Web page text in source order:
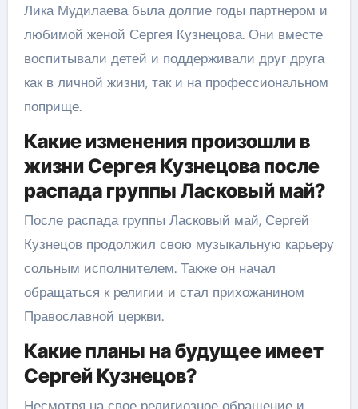
Лика Мудилаева была долгие годы партнером и
любимой женой Сергея Кузнецова. Они вместе
воспитывали детей и поддерживали друг друга
как в личной жизни, так и на профессиональном
поприще.
Какие изменения произошли в
жизни Сергея Кузнецова после
распада группы Ласковый май?
После распада группы Ласковый май, Сергей
Кузнецов продолжил свою музыкальную карьеру
сольным исполнителем. Также он начал
обращаться к религии и стал прихожанином
Православной церкви.
Какие планы на будущее имеет
Сергей Кузнецов?
Несмотря на свое религиозное обращение и